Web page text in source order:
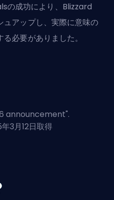
の成功により、Blizzard
ュアップし、実際に意味の
る必要がありました。
announcement".
3月12日取得